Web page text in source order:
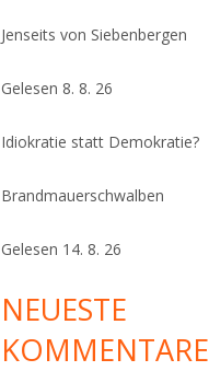
Jenseits von Siebenbergen
Gelesen 8. 8. 26
Idiokratie statt Demokratie?
Brandmauerschwalben
Gelesen 14. 8. 26
NEUESTE
KOMMENTARE